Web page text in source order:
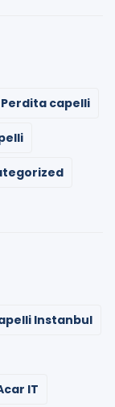
Perdita capelli
Instanbul
IT